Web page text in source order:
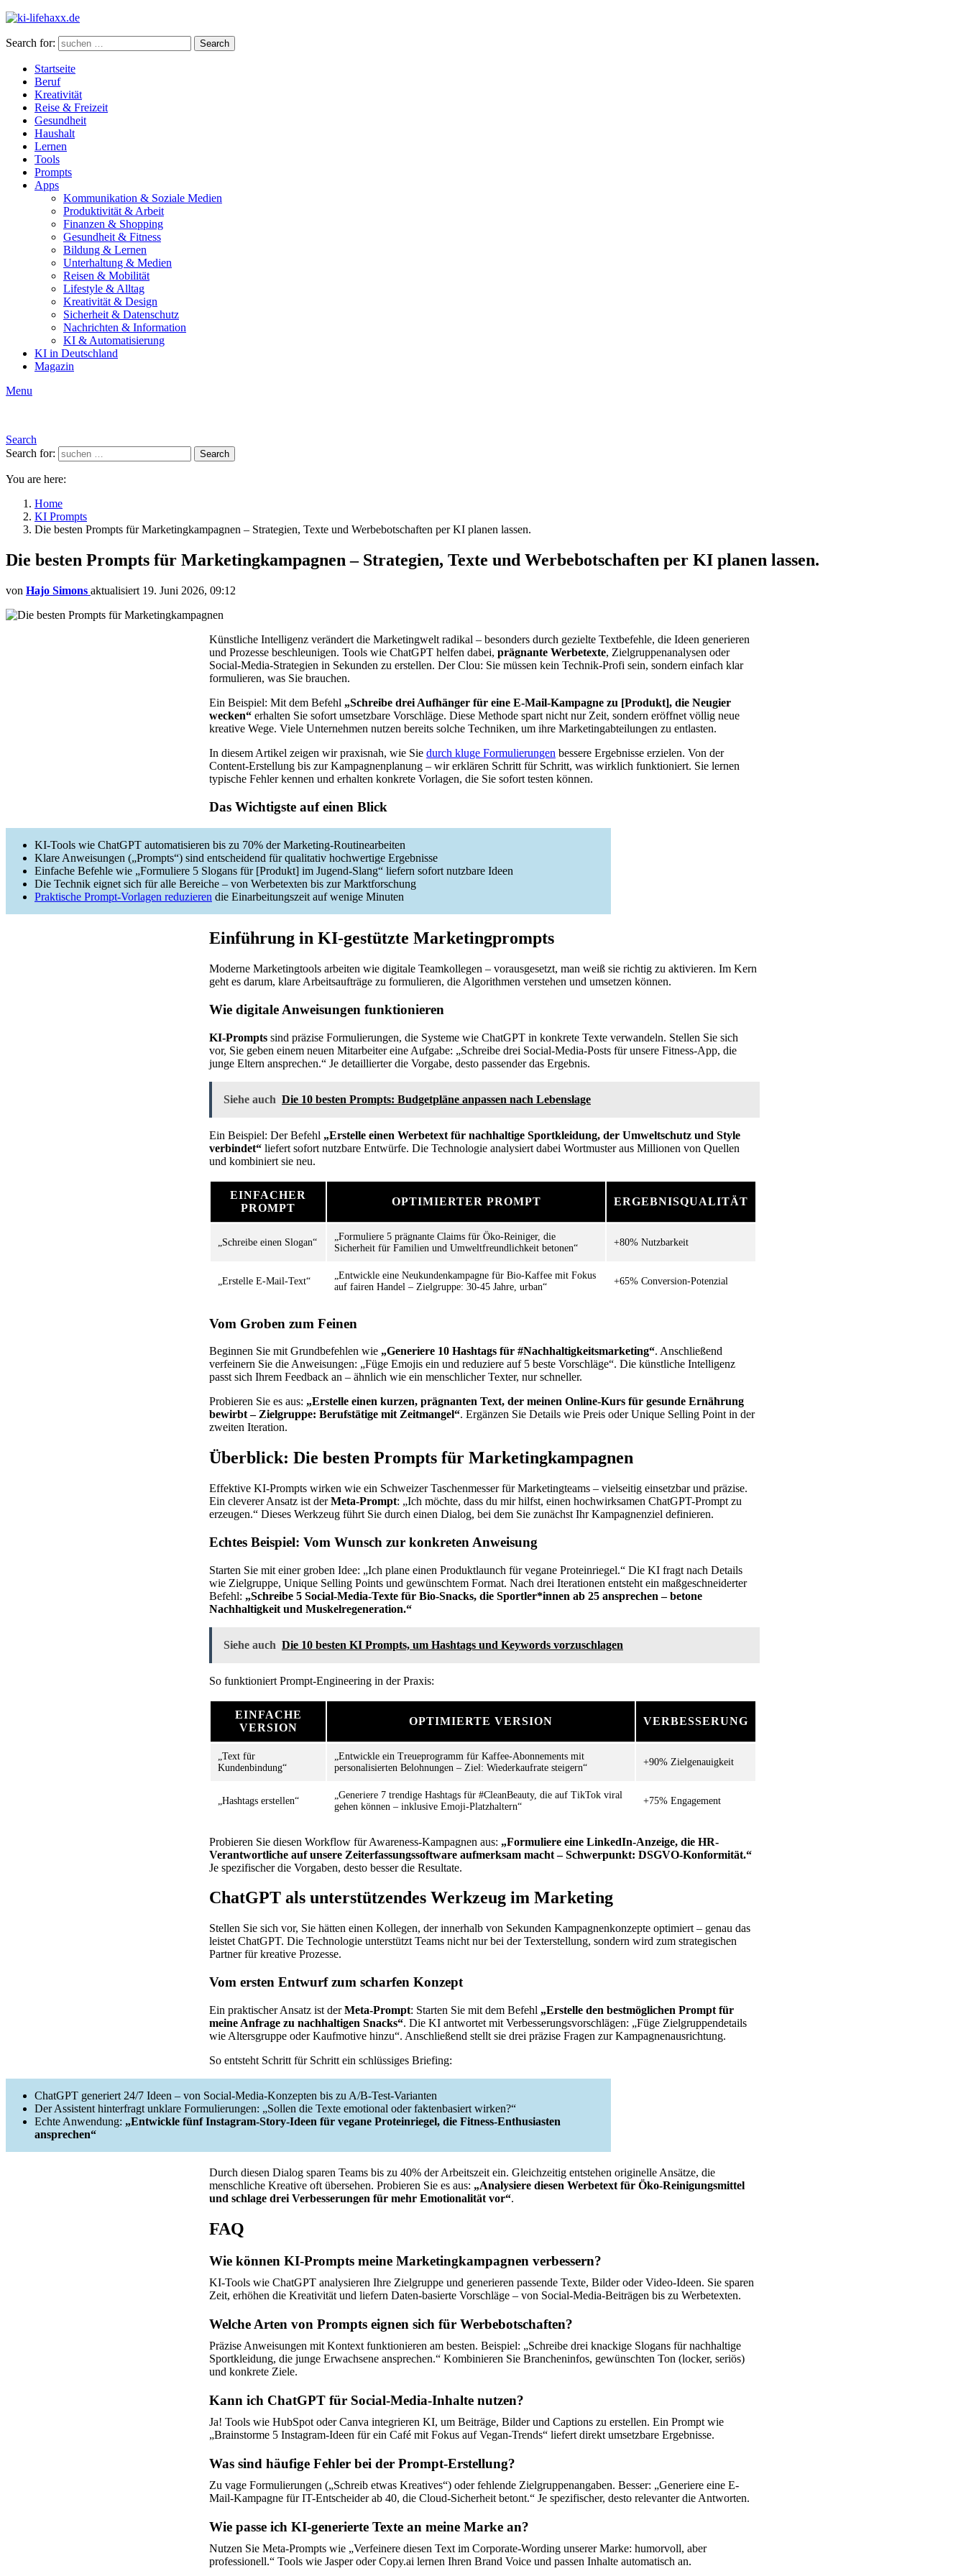
Search for: Search
Startseite
Beruf
Kreativität
Reise & Freizeit
Gesundheit
Haushalt
Lernen
Tools
Prompts
Apps
Kommunikation & Soziale Medien
Produktivität & Arbeit
Finanzen & Shopping
Gesundheit & Fitness
Bildung & Lernen
Unterhaltung & Medien
Reisen & Mobilität
Lifestyle & Alltag
Kreativität & Design
Sicherheit & Datenschutz
Nachrichten & Information
KI & Automatisierung
KI in Deutschland
Magazin
Menu
Search
Search for:
Search
You are here:
Home
KI Prompts
Die besten Prompts für Marketingkampagnen – Strategien, Texte und Werbebotschaften per KI planen lassen.
Die besten Prompts für Marketingkampagnen – Strategien, Texte und Werbebotschaften per KI planen lassen.
von Hajo Simons aktualisiert 19. Juni 2026, 09:12
Künstliche Intelligenz verändert die Marketingwelt radikal – besonders durch gezielte Textbefehle, die Ideen generieren
und Prozesse beschleunigen. Tools wie ChatGPT helfen dabei, prägnante Werbetexte, Zielgruppenanalysen oder
Social-Media-Strategien in Sekunden zu erstellen. Der Clou: Sie müssen kein Technik-Profi sein, sondern einfach klar
formulieren, was Sie brauchen.
Ein Beispiel: Mit dem Befehl „Schreibe drei Aufhänger für eine E-Mail-Kampagne zu [Produkt], die Neugier
wecken“ erhalten Sie sofort umsetzbare Vorschläge. Diese Methode spart nicht nur Zeit, sondern eröffnet völlig neue
kreative Wege. Viele Unternehmen nutzen bereits solche Techniken, um ihre Marketingabteilungen zu entlasten.
In diesem Artikel zeigen wir praxisnah, wie Sie durch kluge Formulierungen bessere Ergebnisse erzielen. Von der
Content-Erstellung bis zur Kampagnenplanung – wir erklären Schritt für Schritt, was wirklich funktioniert. Sie lernen
typische Fehler kennen und erhalten konkrete Vorlagen, die Sie sofort testen können.
Das Wichtigste auf einen Blick
KI-Tools wie ChatGPT automatisieren bis zu 70% der Marketing-Routinearbeiten
Klare Anweisungen („Prompts“) sind entscheidend für qualitativ hochwertige Ergebnisse
Einfache Befehle wie „Formuliere 5 Slogans für [Produkt] im Jugend-Slang“ liefern sofort nutzbare Ideen
Die Technik eignet sich für alle Bereiche – von Werbetexten bis zur Marktforschung
Praktische Prompt-Vorlagen reduzieren die Einarbeitungszeit auf wenige Minuten
Einführung in KI-gestützte Marketingprompts
Moderne Marketingtools arbeiten wie digitale Teamkollegen – vorausgesetzt, man weiß sie richtig zu aktivieren. Im Kern
geht es darum, klare Arbeitsaufträge zu formulieren, die Algorithmen verstehen und umsetzen können.
Wie digitale Anweisungen funktionieren
KI-Prompts sind präzise Formulierungen, die Systeme wie ChatGPT in konkrete Texte verwandeln. Stellen Sie sich
vor, Sie geben einem neuen Mitarbeiter eine Aufgabe: „Schreibe drei Social-Media-Posts für unsere Fitness-App, die
junge Eltern ansprechen.“ Je detaillierter die Vorgabe, desto passender das Ergebnis.
Siehe auch Die 10 besten Prompts: Budgetpläne anpassen nach Lebenslage
Ein Beispiel: Der Befehl „Erstelle einen Werbetext für nachhaltige Sportkleidung, der Umweltschutz und Style
verbindet“ liefert sofort nutzbare Entwürfe. Die Technologie analysiert dabei Wortmuster aus Millionen von Quellen
und kombiniert sie neu.
EINFACHER
PROMPT
OPTIMIERTER PROMPT ERGEBNISQUALITÄT
„Schreibe einen Slogan“
„Formuliere 5 prägnante Claims für Öko-Reiniger, die
Sicherheit für Familien und Umweltfreundlichkeit betonen“
+80% Nutzbarkeit
„Erstelle E-Mail-Text“
„Entwickle eine Neukundenkampagne für Bio-Kaffee mit Fokus
auf fairen Handel – Zielgruppe: 30-45 Jahre, urban“
+65% Conversion-Potenzial
Vom Groben zum Feinen
Beginnen Sie mit Grundbefehlen wie „Generiere 10 Hashtags für #Nachhaltigkeitsmarketing“. Anschließend
verfeinern Sie die Anweisungen: „Füge Emojis ein und reduziere auf 5 beste Vorschläge“. Die künstliche Intelligenz
passt sich Ihrem Feedback an – ähnlich wie ein menschlicher Texter, nur schneller.
Probieren Sie es aus: „Erstelle einen kurzen, prägnanten Text, der meinen Online-Kurs für gesunde Ernährung
bewirbt – Zielgruppe: Berufstätige mit Zeitmangel“. Ergänzen Sie Details wie Preis oder Unique Selling Point in der
zweiten Iteration.
Überblick: Die besten Prompts für Marketingkampagnen
Effektive KI-Prompts wirken wie ein Schweizer Taschenmesser für Marketingteams – vielseitig einsetzbar und präzise.
Ein cleverer Ansatz ist derMeta-Prompt: „Ich möchte, dass du mir hilfst, einen hochwirksamen ChatGPT-Prompt zu
erzeugen.“ Dieses Werkzeug führt Sie durch einen Dialog, bei dem Sie zunächst Ihr Kampagnenziel definieren.
Echtes Beispiel: Vom Wunsch zur konkreten Anweisung
Starten Sie mit einer groben Idee: „Ich plane einen Produktlaunch für vegane Proteinriegel.“ Die KI fragt nach Details
wie Zielgruppe, Unique Selling Points und gewünschtem Format. Nach drei Iterationen entsteht ein maßgeschneiderter
Befehl: „Schreibe 5 Social-Media-Texte für Bio-Snacks, die Sportler*innen ab 25 ansprechen – betone
Nachhaltigkeit und Muskelregeneration.“
Siehe auch Die 10 besten KI Prompts, um Hashtags und Keywords vorzuschlagen
So funktioniert Prompt-Engineering in der Praxis:
EINFACHE
VERSION
OPTIMIERTE VERSION VERBESSERUNG
„Text für
Kundenbindung“
„Entwickle ein Treueprogramm für Kaffee-Abonnements mit
personalisierten Belohnungen – Ziel: Wiederkaufrate steigern“
+90% Zielgenauigkeit
„Hashtags erstellen“
„Generiere 7 trendige Hashtags für #CleanBeauty, die auf TikTok viral
gehen können – inklusive Emoji-Platzhaltern“
+75% Engagement
Probieren Sie diesen Workflow für Awareness-Kampagnen aus: „Formuliere eine LinkedIn-Anzeige, die HR-
Verantwortliche auf unsere Zeiterfassungssoftware aufmerksam macht – Schwerpunkt: DSGVO-Konformität.“
Je spezifischer die Vorgaben, desto besser die Resultate.
ChatGPT als unterstützendes Werkzeug im Marketing
Stellen Sie sich vor, Sie hätten einen Kollegen, der innerhalb von Sekunden Kampagnenkonzepte optimiert – genau das
leistet ChatGPT. Die Technologie unterstützt Teams nicht nur bei der Texterstellung, sondern wird zum strategischen
Partner für kreative Prozesse.
Vom ersten Entwurf zum scharfen Konzept
Ein praktischer Ansatz ist derMeta-Prompt: Starten Sie mit dem Befehl „Erstelle den bestmöglichen Prompt für
meine Anfrage zu nachhaltigen Snacks“. Die KI antwortet mit Verbesserungsvorschlägen: „Füge Zielgruppendetails
wie Altersgruppe oder Kaufmotive hinzu“. Anschließend stellt sie drei präzise Fragen zur Kampagnenausrichtung.
So entsteht Schritt für Schritt ein schlüssiges Briefing:
ChatGPT generiert 24/7 Ideen – von Social-Media-Konzepten bis zu A/B-Test-Varianten
Der Assistent hinterfragt unklare Formulierungen: „Sollen die Texte emotional oder faktenbasiert wirken?“
Echte Anwendung: „Entwickle fünf Instagram-Story-Ideen für vegane Proteinriegel, die Fitness-Enthusiasten
ansprechen“
Durch diesen Dialog sparen Teams bis zu 40% der Arbeitszeit ein. Gleichzeitig entstehen originelle Ansätze, die
menschliche Kreative oft übersehen. Probieren Sie es aus: „Analysiere diesen Werbetext für Öko-Reinigungsmittel
und schlage drei Verbesserungen für mehr Emotionalität vor“.
FAQ
Wie können KI-Prompts meine Marketingkampagnen verbessern?
KI-Tools wie ChatGPT analysieren Ihre Zielgruppe und generieren passende Texte, Bilder oder Video-Ideen. Sie sparen
Zeit, erhöhen die Kreativität und liefern Daten-basierte Vorschläge – von Social-Media-Beiträgen bis zu Werbetexten.
Welche Arten von Prompts eignen sich für Werbebotschaften?
Präzise Anweisungen mit Kontext funktionieren am besten. Beispiel: „Schreibe drei knackige Slogans für nachhaltige
Sportkleidung, die junge Erwachsene ansprechen.“ Kombinieren Sie Brancheninfos, gewünschten Ton (locker, seriös)
und konkrete Ziele.
Kann ich ChatGPT für Social-Media-Inhalte nutzen?
Ja! Tools wie HubSpot oder Canva integrieren KI, um Beiträge, Bilder und Captions zu erstellen. Ein Prompt wie
„Brainstorme 5 Instagram-Ideen für ein Café mit Fokus auf Vegan-Trends“ liefert direkt umsetzbare Ergebnisse.
Was sind häufige Fehler bei der Prompt-Erstellung?
Zu vage Formulierungen („Schreib etwas Kreatives“) oder fehlende Zielgruppenangaben. Besser: „Generiere eine E-
Mail-Kampagne für IT-Entscheider ab 40, die Cloud-Sicherheit betont.“ Je spezifischer, desto relevanter die Antworten.
Wie passe ich KI-generierte Texte an meine Marke an?
Nutzen Sie Meta-Prompts wie „Verfeinere diesen Text im Corporate-Wording unserer Marke: humorvoll, aber
professionell.“ Tools wie Jasper oder Copy.ai lernen Ihren Brand Voice und passen Inhalte automatisch an.